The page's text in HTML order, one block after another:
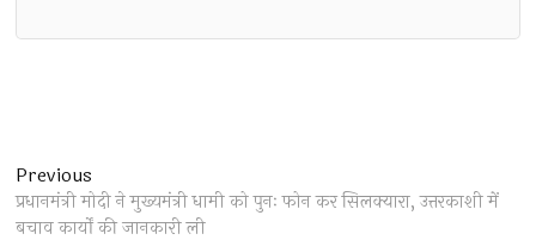
Post
navigation
Previous
post:
प्रधानमंत्री मोदी ने मुख्यमंत्री धामी को पुनः फोन कर सिलक्यारा, उत्तरकाशी में
बचाव कार्यों की जानकारी ली